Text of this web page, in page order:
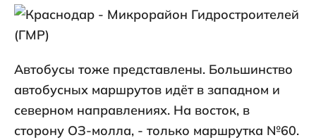
Автобусы тоже представлены. Большинство
автобусных маршрутов идёт в западном и
северном направлениях. На восток, в
сторону ОЗ-молла, - только маршрутка №60.